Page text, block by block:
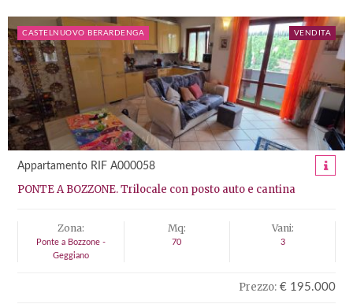
CASTELNUOVO BERARDENGA VENDITA
Appartamento RIF A000058
PONTE A BOZZONE. Trilocale con posto auto e cantina
Zona:
Ponte a Bozzone -
Geggiano
Mq:
70
Vani:
3
Prezzo: € 195.000